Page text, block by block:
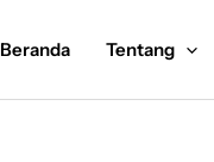
Beranda Tentang